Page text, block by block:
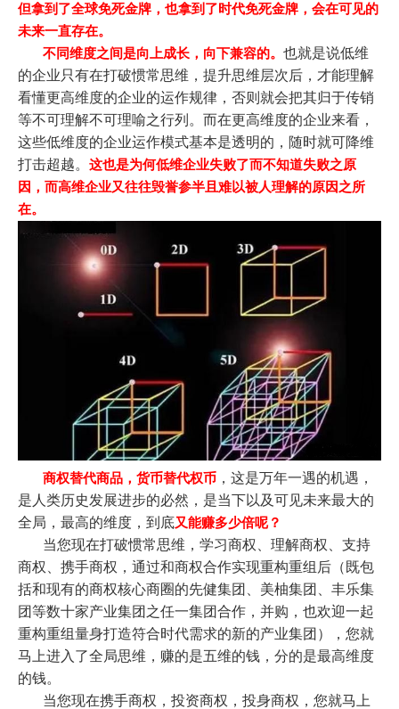
但拿到了全球免死金牌，也拿到了时代免死金牌，会在可见的
未来一直存在。
不同维度之间是向上成长，向下兼容的。 也就是说低维
的企业只有在打破惯常思维，提升思维层次后，才能理解
看懂更高维度的企业的运作规律，否则就会把其归于传销
等不可理解不可理喻之行列。而在更高维度的企业来看，
这些低维度的企业运作模式基本是透明的，随时就可降维
打击超越。 这也是为何低维企业失败了而不知道失败之原
因，而高维企业又往往毁誉参半且难以被人理解的原因之所
在。
商权替代商品，货币替代权币 ，这是万年一遇的机遇，
是人类历史发展进步的必然，是当下以及可见未来最大的
全局，最高的维度，到底又能赚多少倍呢？
当您现在打破惯常思维，学习商权、理解商权、支持
商权、携手商权，通过和商权合作实现重构重组后（既包
括和现有的商权核心商圈的先健集团、美柚集团、丰乐集
团等数十家产业集团之任一集团合作，并购，也欢迎一起
重构重组量身打造符合时代需求的新的产业集团），您就
马上进入了全局思维，赚的是五维的钱，分的是最高维度
的钱。
当您现在携手商权，投资商权，投身商权，您就马上